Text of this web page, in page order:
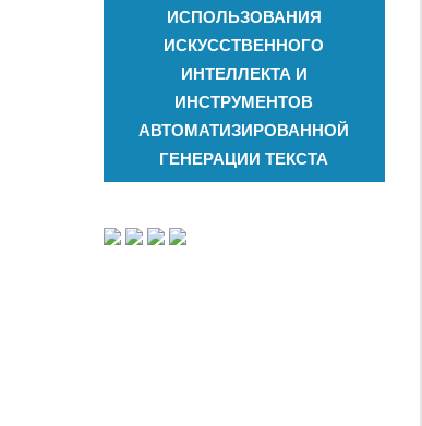
ИСПОЛЬЗОВАНИЯ
ИСКУССТВЕННОГО
ИНТЕЛЛЕКТА И
ИНСТРУМЕНТОВ
АВТОМАТИЗИРОВАННОЙ
ГЕНЕРАЦИИ ТЕКСТА